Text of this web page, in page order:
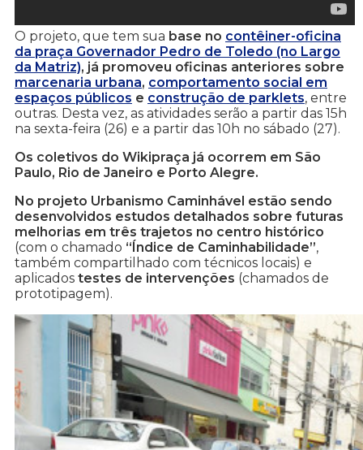
O projeto, que tem sua base no contêiner-oficina
da praça Governador Pedro de Toledo (no Largo
da Matriz), já promoveu oficinas anteriores sobre
marcenaria urbana, comportamento social em
espaços públicos e construção de parklets, entre
outras. Desta vez, as atividades serão a partir das 15h
na sexta-feira (26) e a partir das 10h no sábado (27).
Os coletivos do Wikipraça já ocorrem em São
Paulo, Rio de Janeiro e Porto Alegre.
No projeto Urbanismo Caminhável estão sendo
desenvolvidos estudos detalhados sobre futuras
melhorias em três trajetos no centro histórico
(com o chamado “Índice de Caminhabilidade”,
também compartilhado com técnicos locais) e
aplicados testes de intervenções (chamados de
prototipagem).